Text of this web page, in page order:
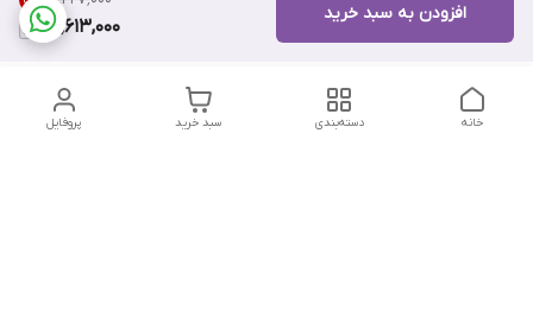
13,613,000
افزودن به سبد خرید
پروفایل سبد خرید دسته‌بندی خانه